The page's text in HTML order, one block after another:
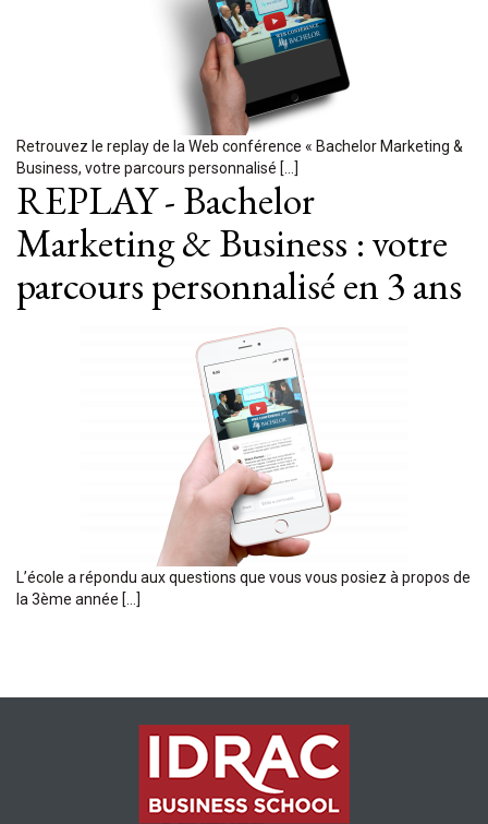
Retrouvez le replay de la Web conférence « Bachelor Marketing &
Business, votre parcours personnalisé […]
REPLAY - Bachelor
Marketing & Business : votre
parcours personnalisé en 3 ans
L’école a répondu aux questions que vous vous posiez à propos de
la 3ème année […]